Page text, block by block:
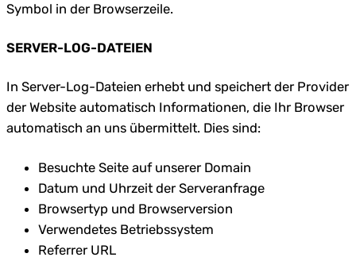
Symbol in der Browserzeile.
SERVER-LOG-DATEIEN
In Server-Log-Dateien erhebt und speichert der Provider
der Website automatisch Informationen, die Ihr Browser
automatisch an uns übermittelt. Dies sind:
Besuchte Seite auf unserer Domain
Datum und Uhrzeit der Serveranfrage
Browsertyp und Browserversion
Verwendetes Betriebssystem
Referrer URL